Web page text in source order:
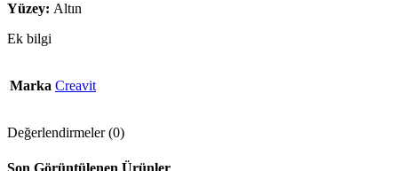
Yüzey: Altın
Ek bilgi
Marka Creavit
Değerlendirmeler (0)
Son Görüntülenen Ürünler